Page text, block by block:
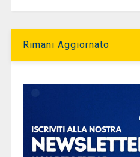
Rimani Aggiornato